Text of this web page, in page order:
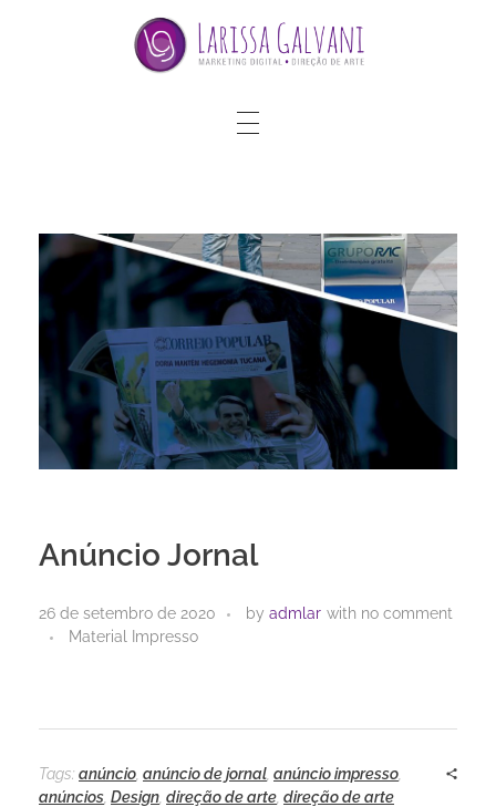
Anúncio Jornal
26 de setembro de 2020 by admlar with no comment
Material Impresso
Tags: anúncio anúncio de jornal anúncio impresso
anúncios Design direção de arte direção de arte